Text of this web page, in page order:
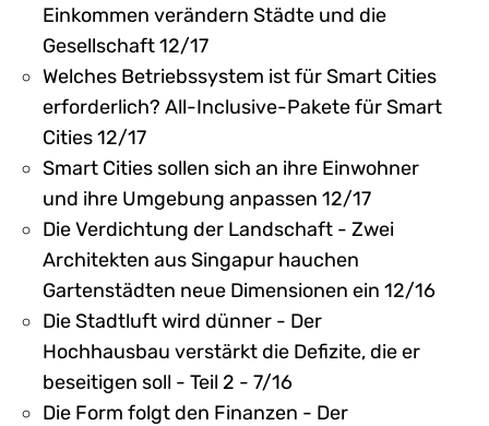
Einkommen verändern Städte und die
Gesellschaft 12/17
Welches Betriebssystem ist für Smart Cities
erforderlich? All-Inclusive-Pakete für Smart
Cities 12/17
Smart Cities sollen sich an ihre Einwohner
und ihre Umgebung anpassen 12/17
Die Verdichtung der Landschaft - Zwei
Architekten aus Singapur hauchen
Gartenstädten neue Dimensionen ein 12/16
Die Stadtluft wird dünner - Der
Hochhausbau verstärkt die Defizite, die er
beseitigen soll - Teil 2 - 7/16
Die Form folgt den Finanzen - Der